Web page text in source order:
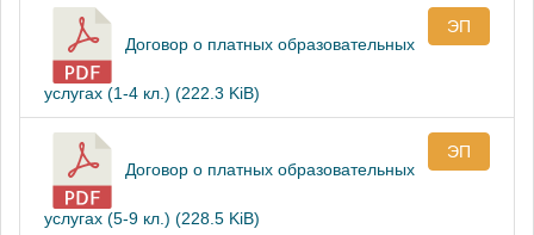
Договор о платных образовательных
услугах (1-4 кл.) (222.3 KiB)
ЭП
Договор о платных образовательных
услугах (5-9 кл.) (228.5 KiB)
ЭП